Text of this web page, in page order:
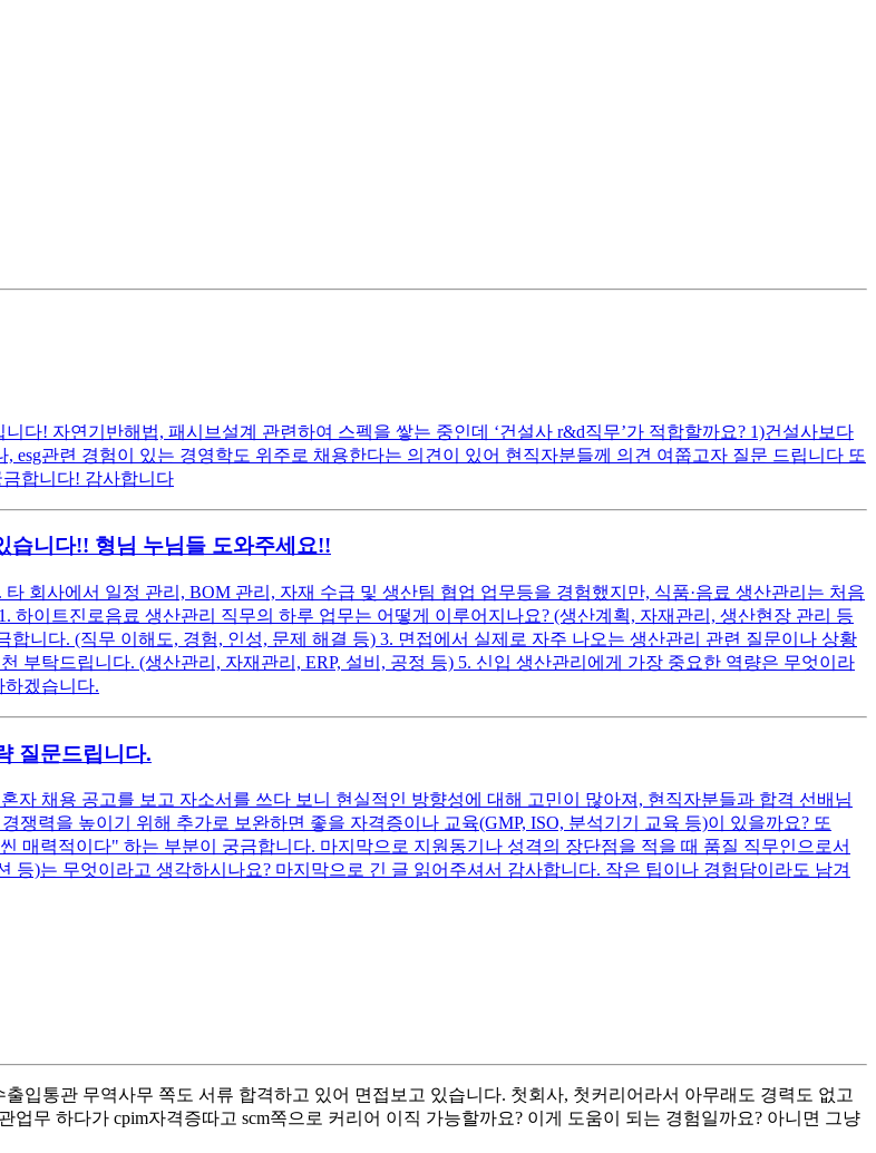
다! 자연기반해법, 패시브설계 관련하여 스펙을 쌓는 중인데 ‘건설사 r&d직무’가 적합할까요? 1)건설사보다
esg관련 경험이 있는 경영학도 위주로 채용한다는 의견이 있어 현직자분들께 의견 여쭙고자 질문 드립니다 또
합니다! 감사합니다
습니다!! 형님 누님들 도와주세요!!
회사에서 일정 관리, BOM 관리, 자재 수급 및 생산팀 협업 업무등을 경험했지만, 식품·음료 생산관리는 처음
이트진로음료 생산관리 직무의 하루 업무는 어떻게 이루어지나요? (생산계획, 자재관리, 생산현장 관리 등
니다. (직무 이해도, 경험, 인성, 문제 해결 등) 3. 면접에서 실제로 자주 나오는 생산관리 관련 질문이나 상황
부탁드립니다. (생산관리, 자재관리, ERP, 설비, 공정 등) 5. 신입 생산관리에게 가장 중요한 역량은 무엇이라
하겠습니다.
질문드립니다.
자 채용 공고를 보고 자소서를 쓰다 보니 현실적인 방향성에 대해 고민이 많아져, 현직자분들과 합격 선배님
력을 높이기 위해 추가로 보완하면 좋을 자격증이나 교육(GMP, ISO, 분석기기 교육 등)이 있을까요? 또
매력적이다" 하는 부분이 궁금합니다. 마지막으로 지원동기나 성격의 장단점을 적을 때 품질 직무인으로서
)는 무엇이라고 생각하시나요? 마지막으로 긴 글 읽어주셔서 감사합니다. 작은 팁이나 경험담이라도 남겨
입통관 무역사무 쪽도 서류 합격하고 있어 면접보고 있습니다. 첫회사, 첫커리어라서 아무래도 경력도 없고
무 하다가 cpim자격증따고 scm쪽으로 커리어 이직 가능할까요? 이게 도움이 되는 경험일까요? 아니면 그냥